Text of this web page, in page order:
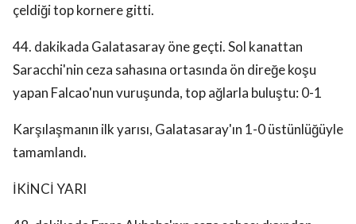
çeldiği top kornere gitti.
44. dakikada Galatasaray öne geçti. Sol kanattan
Saracchi'nin ceza sahasına ortasında ön direğe koşu
yapan Falcao'nun vuruşunda, top ağlarla buluştu: 0-1
Karşılaşmanın ilk yarısı, Galatasaray'ın 1-0 üstünlüğüyle
tamamlandı.
İKİNCİ YARI